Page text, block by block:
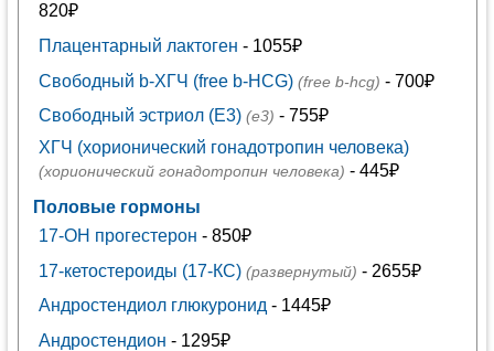
820₽
Плацентарный лактоген - 1055₽
Свободный b-ХГЧ (free b-HCG) (free b-hcg) - 700₽
Свободный эстриол (Е3) (е3) - 755₽
ХГЧ (хорионический гонадотропин человека)
(хорионический гонадотропин человека) - 445₽
Половые гормоны
17-ОН прогестерон - 850₽
17-кетостероиды (17-КС) (развернутый) - 2655₽
Андростендиол глюкуронид - 1445₽
Андростендион - 1295₽